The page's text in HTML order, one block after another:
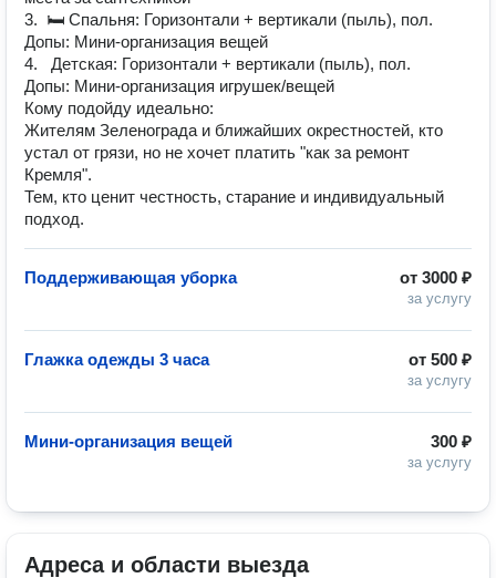
3. 🛏 Спальня: Горизонтали + вертикали (пыль), пол.
Допы: Мини-организация вещей
4. Детская: Горизонтали + вертикали (пыль), пол.
Допы: Мини-организация игрушек/вещей
Кому подойду идеально:
Жителям Зеленограда и ближайших окрестностей, кто
устал от грязи, но не хочет платить "как за ремонт
Кремля".
Тем, кто ценит честность, старание и индивидуальный
подход.
от 3000 ₽
за услугу
Поддерживающая уборка
от 500 ₽
за услугу
Глажка одежды 3 часа
300 ₽
за услугу
Мини-организация вещей
Адреса и области выезда